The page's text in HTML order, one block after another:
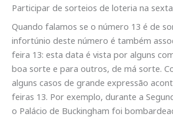
Participar de sorteios de loteria na
Quando falamos se o número 13 é de
infortúnio deste número é também
feira 13: esta data é vista por alguns
boa sorte e para outros, de má sorte.
alguns casos de grande expressão
feiras 13. Por exemplo, durante a
o Palácio de Buckingham foi